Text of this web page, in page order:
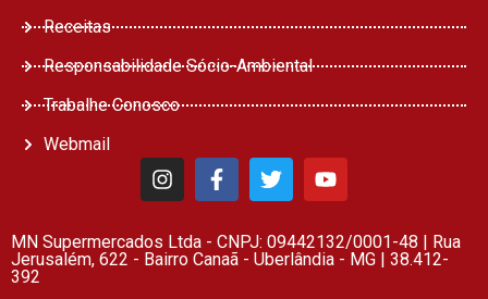
Receitas
Responsabilidade Sócio-Ambiental
Trabalhe Conosco
Webmail
MN Supermercados Ltda - CNPJ: 09442132/0001-48 | Rua
Jerusalém, 622 - Bairro Canaã - Uberlândia - MG | 38.412-
392